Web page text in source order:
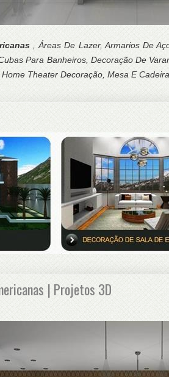
, Áreas De Lazer, Armarios De
Para Banheiros, Decoração De
Theater Decoração, Mesa E
| Projetos 3D